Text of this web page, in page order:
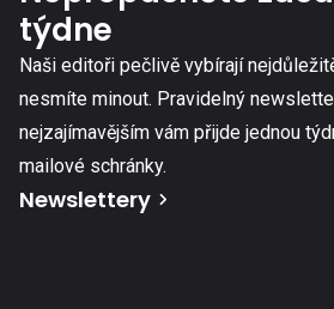
týdne
Naši editoři pečlivě vybírají
nesmíte minout. Pravidelný
nejzajímavějším vám přijde jednou
mailové schránky.
Newslettery